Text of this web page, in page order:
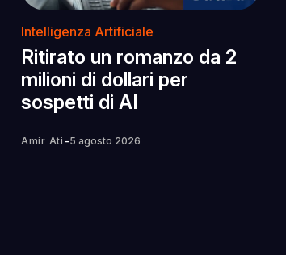
Intelligenza Artificiale
Ritirato un romanzo da 2
milioni di dollari per
sospetti di AI
Amir Ati -5 agosto 2026